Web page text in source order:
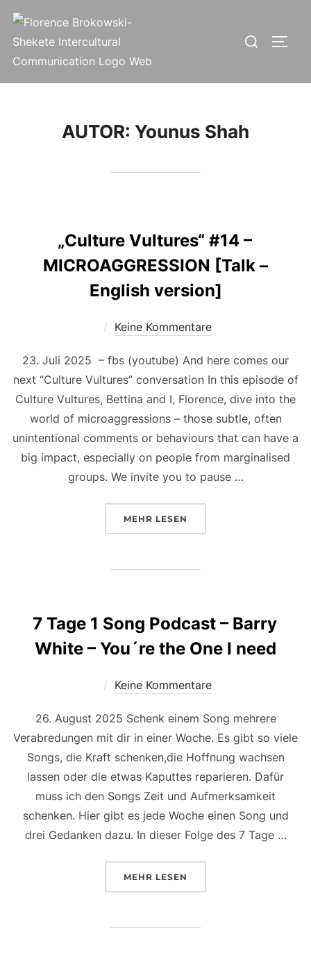
AUTOR: Younus Shah
„Culture Vultures“ #14 –
MICROAGGRESSION [Talk –
English version]
Keine Kommentare
23. Juli 2025 – fbs (youtube) And here comes our
next “Culture Vultures” conversation In this episode of
Culture Vultures, Bettina and I, Florence, dive into the
world of microaggressions – those subtle, often
unintentional comments or behaviours that can have a
big impact, especially on people from marginalised
groups. We invite you to pause …
MEHR LESEN
7 Tage 1 Song Podcast – Barry
White – You´re the One I need
Keine Kommentare
26. August 2025 Schenk einem Song mehrere
Verabredungen mit dir in einer Woche. Es gibt so viele
Songs, die Kraft schenken,die Hoffnung wachsen
lassen oder die etwas Kaputtes reparieren. Dafür
muss ich den Songs Zeit und Aufmerksamkeit
schenken. Hier gibt es jede Woche einen Song und
drei Gedanken dazu. In dieser Folge des 7 Tage …
MEHR LESEN